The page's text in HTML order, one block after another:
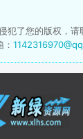
犯了您的版权，请